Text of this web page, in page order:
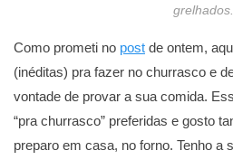
grelhados.
Como prometi no post de ontem,
(inéditas) pra fazer no churrasco e
vontade de provar a sua comida.
“pra churrasco” preferidas e gosto
preparo em casa, no forno. Tenho a